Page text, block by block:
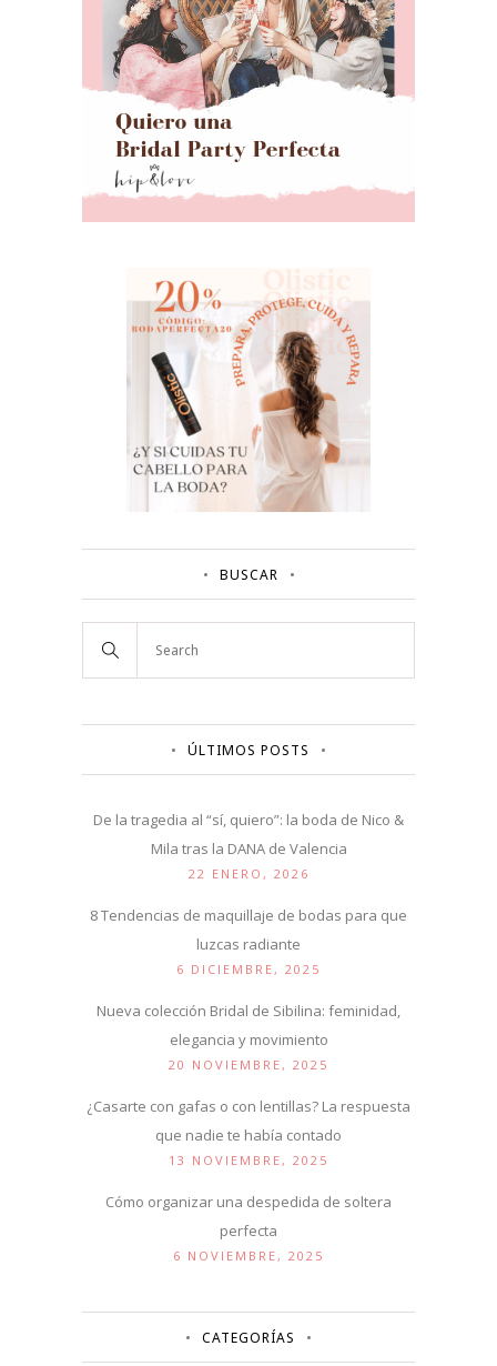
BUSCAR
ÚLTIMOS POSTS
De la tragedia al “sí, quiero”: la boda de Nico &
Mila tras la DANA de Valencia
22 ENERO, 2026
8 Tendencias de maquillaje de bodas para que
luzcas radiante
6 DICIEMBRE, 2025
Nueva colección Bridal de Sibilina: feminidad,
elegancia y movimiento
20 NOVIEMBRE, 2025
¿Casarte con gafas o con lentillas? La respuesta
que nadie te había contado
13 NOVIEMBRE, 2025
Cómo organizar una despedida de soltera
perfecta
6 NOVIEMBRE, 2025
CATEGORÍAS